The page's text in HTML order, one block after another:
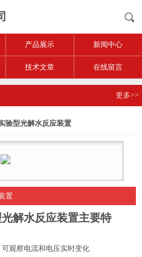
产品展示 新闻中心
技术文章 在线留言
更多>>
验型光解水反应装置
置
解水反应装置主要特
观察电流和电压实时变化